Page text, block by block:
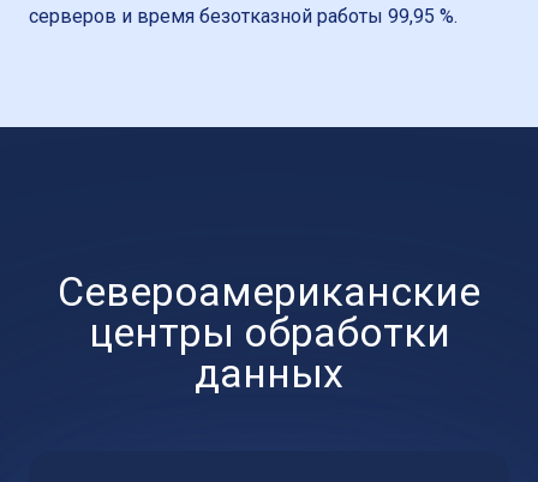
серверов и время безотказной работы 99,95 %.
Североамериканские
центры обработки
данных